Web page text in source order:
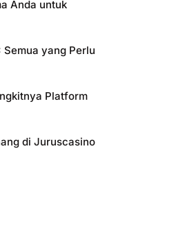
Anda untuk
Semua yang Perlu
Platform
di Juruscasino